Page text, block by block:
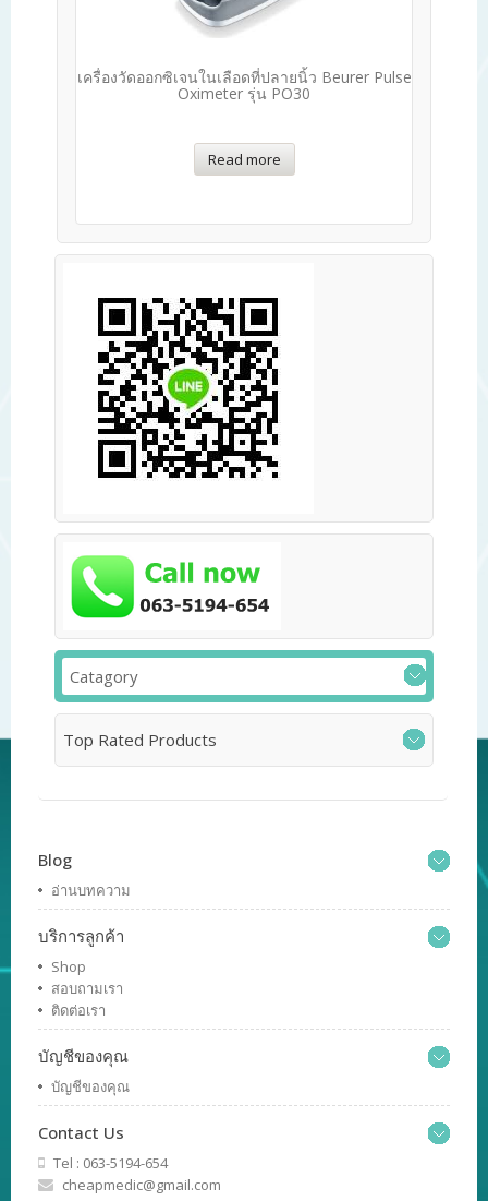
เครื่องวัดออกซิเจนในเลือดที่ปลายนิ้ว Beurer Pulse
Oximeter รุ่น PO30
Read more
Catagory
Top Rated Products
Blog
อ่านบทความ
บริการลูกค้า
Shop
สอบถามเรา
ติดต่อเรา
บัญชีของคุณ
บัญชีของคุณ
Contact Us
Tel : 063-5194-654
cheapmedic@gmail.com